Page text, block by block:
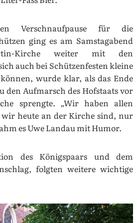
Verschnaufpause für die
ging es am Samstagabend
Kirche weiter mit den
auch bei Schützenfesten kleine
wurde klar, als das Ende
den Aufmarsch des Hofstaats vor
sprengte. „Wir haben allen
wir heute an der Kirche sind, nur
es Uwe Landau mit Humor.
des Königspaars und dem
folgten weitere wichtige